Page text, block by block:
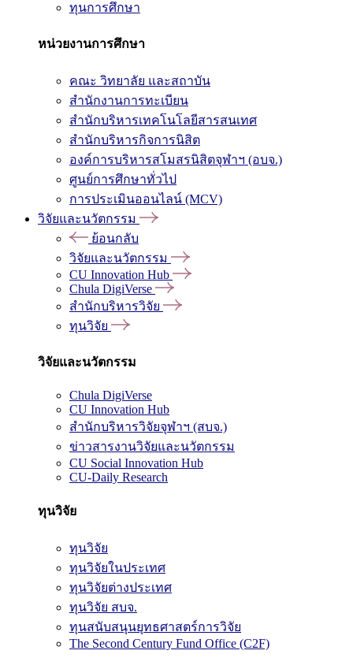
ทุนการศึกษา
หน่วยงานการศึกษา
คณะ วิทยาลัย และสถาบัน
สำนักงานการทะเบียน
สำนักบริหารเทคโนโลยีสารสนเทศ
สำนักบริหารกิจการนิสิต
องค์การบริหารสโมสรนิสิตจุฬาฯ (อบจ.)
ศูนย์การศึกษาทั่วไป
การประเมินออนไลน์ (MCV)
วิจัยและนวัตกรรม
ย้อนกลับ
วิจัยและนวัตกรรม
CU Innovation Hub
Chula DigiVerse
สำนักบริหารวิจัย
ทุนวิจัย
วิจัยและนวัตกรรม
Chula DigiVerse
CU Innovation Hub
สำนักบริหารวิจัยจุฬาฯ (สบจ.)
ข่าวสารงานวิจัยและนวัตกรรม
CU Social Innovation Hub
CU-Daily Research
ทุนวิจัย
ทุนวิจัย
ทุนวิจัยในประเทศ
ทุนวิจัยต่างประเทศ
ทุนวิจัย สบจ.
ทุนสนับสนุนยุทธศาสตร์การวิจัย
The Second Century Fund Office (C2F)